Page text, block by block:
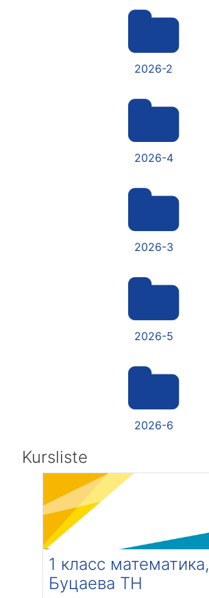
2026-2
2026-4
2026-3
2026-5
2026-6
Kursliste
1 класс математика,
Буцаева ТН